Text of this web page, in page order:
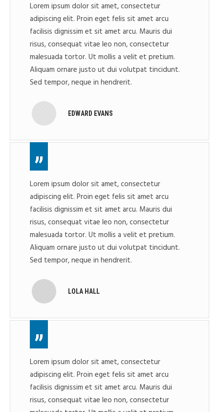
Lorem ipsum dolor sit amet, consectetur
adipiscing elit. Proin eget felis sit amet arcu
facilisis dignissim et sit amet arcu. Mauris dui
risus, consequat vitae leo non, consectetur
malesuada tortor. Ut mollis a velit et pretium.
Aliquam ornare justo ut dui volutpat tincidunt.
Sed tempor, neque in hendrerit.
EDWARD EVANS
Lorem ipsum dolor sit amet, consectetur
adipiscing elit. Proin eget felis sit amet arcu
facilisis dignissim et sit amet arcu. Mauris dui
risus, consequat vitae leo non, consectetur
malesuada tortor. Ut mollis a velit et pretium.
Aliquam ornare justo ut dui volutpat tincidunt.
Sed tempor, neque in hendrerit.
LOLA HALL
Lorem ipsum dolor sit amet, consectetur
adipiscing elit. Proin eget felis sit amet arcu
facilisis dignissim et sit amet arcu. Mauris dui
risus, consequat vitae leo non, consectetur